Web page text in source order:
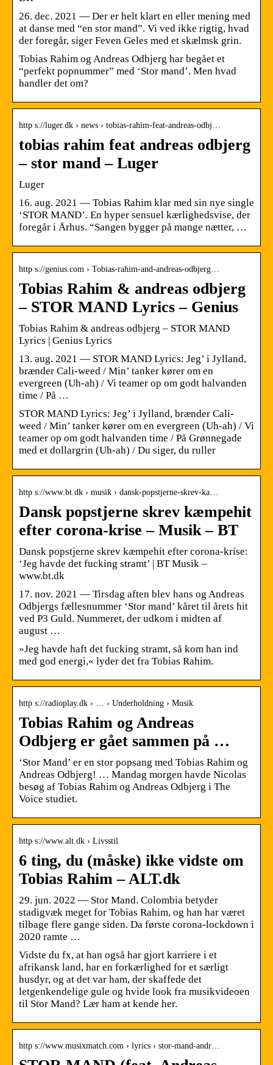
26. dec. 2021 — Der er helt klart en eller mening med
at danse med “en stor mand”. Vi ved ikke rigtig, hvad
der foregår, siger Feven Geles med et skælmsk grin.
Tobias Rahim og Andreas Odbjerg har begået et
“perfekt popnummer” med ‘Stor mand’. Men hvad
handler det om?
http s://luger.dk › news › tobias-rahim-feat-andreas-odbj…
tobias rahim feat andreas odbjerg
– stor mand – Luger
Luger
16. aug. 2021 — Tobias Rahim klar med sin nye single
‘STOR MAND’. En hyper sensuel kærlighedsvise, der
foregår i Århus. “Sangen bygger på mange nætter, …
http s://genius.com › Tobias-rahim-and-andreas-odbjerg…
Tobias Rahim & andreas odbjerg
– STOR MAND Lyrics – Genius
Tobias Rahim & andreas odbjerg – STOR MAND
Lyrics | Genius Lyrics
13. aug. 2021 — STOR MAND Lyrics: Jeg’ i Jylland,
brænder Cali-weed / Min’ tanker kører om en
evergreen (Uh-ah) / Vi teamer op om godt halvanden
time / På …
STOR MAND Lyrics: Jeg’ i Jylland, brænder Cali-
weed / Min’ tanker kører om en evergreen (Uh-ah) / Vi
teamer op om godt halvanden time / På Grønnegade
med et dollargrin (Uh-ah) / Du siger, du ruller
http s://www.bt.dk › musik › dansk-popstjerne-skrev-ka…
Dansk popstjerne skrev kæmpehit
efter corona-krise – Musik – BT
Dansk popstjerne skrev kæmpehit efter corona-krise:
‘Jeg havde det fucking stramt’ | BT Musik –
www.bt.dk
17. nov. 2021 — Tirsdag aften blev hans og Andreas
Odbjergs fællesnummer ‘Stor mand’ kåret til årets hit
ved P3 Guld. Nummeret, der udkom i midten af
august …
»Jeg havde haft det fucking stramt, så kom han ind
med god energi,« lyder det fra Tobias Rahim.
http s://radioplay.dk › … › Underholdning › Musik
Tobias Rahim og Andreas
Odbjerg er gået sammen på …
‘Stor Mand’ er en stor popsang med Tobias Rahim og
Andreas Odbjerg! … Mandag morgen havde Nicolas
besøg af Tobias Rahim og Andreas Odbjerg i The
Voice studiet.
http s://www.alt.dk › Livsstil
6 ting, du (måske) ikke vidste om
Tobias Rahim – ALT.dk
29. jun. 2022 — Stor Mand. Colombia betyder
stadigvæk meget for Tobias Rahim, og han har været
tilbage flere gange siden. Da første corona-lockdown i
2020 ramte …
Vidste du fx, at han også har gjort karriere i et
afrikansk land, har en forkærlighed for et særligt
husdyr, og at det var ham, der skaffede det
letgenkendelige gule og hvide look fra musikvideoen
til Stor Mand? Lær ham at kende her.
http s://www.musixmatch.com › lyrics › stor-mand-andr…